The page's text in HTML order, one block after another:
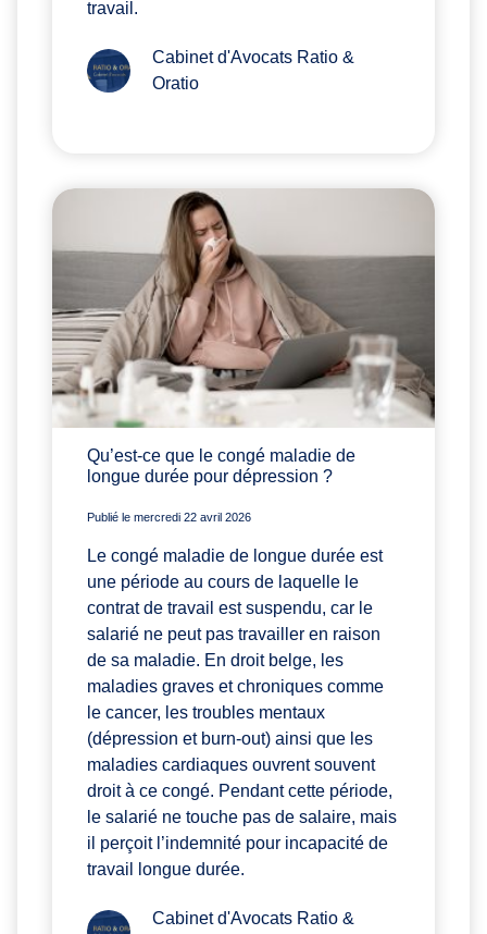
travail.
Cabinet d'Avocats Ratio &
Oratio
Qu’est-ce que le congé maladie de
longue durée pour dépression ?
Publié le mercredi 22 avril 2026
Le congé maladie de longue durée est
une période au cours de laquelle le
contrat de travail est suspendu, car le
salarié ne peut pas travailler en raison
de sa maladie. En droit belge, les
maladies graves et chroniques comme
le cancer, les troubles mentaux
(dépression et burn-out) ainsi que les
maladies cardiaques ouvrent souvent
droit à ce congé. Pendant cette période,
le salarié ne touche pas de salaire, mais
il perçoit l’indemnité pour incapacité de
travail longue durée.
Cabinet d'Avocats Ratio &